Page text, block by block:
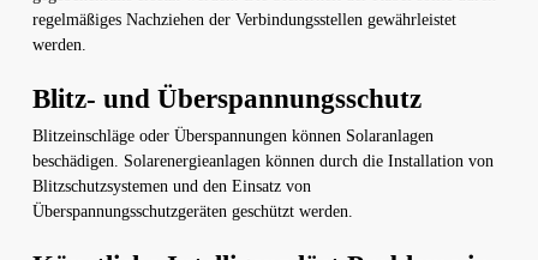
regelmäßiges Nachziehen der Verbindungsstellen gewährleistet
werden.
Blitz- und Überspannungsschutz
Blitzeinschläge oder Überspannungen können Solaranlagen
beschädigen. Solarenergieanlagen können durch die Installation von
Blitzschutzsystemen und den Einsatz von
Überspannungsschutzgeräten geschützt werden.